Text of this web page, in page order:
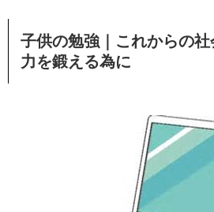
子供の勉強 ｜これからの
力を鍛える為に